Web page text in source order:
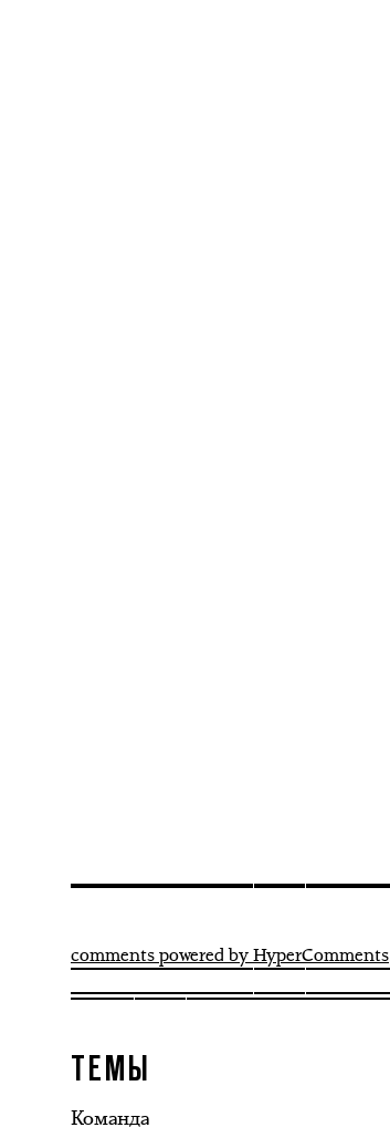
comments powered by HyperComments
ТЕМЫ
Команда